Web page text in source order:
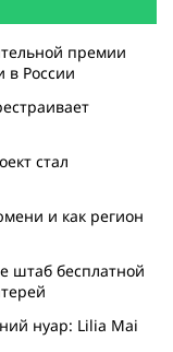
премии
в России
стал
и как регион
штаб бесплатной
нуар: Lilia Mai